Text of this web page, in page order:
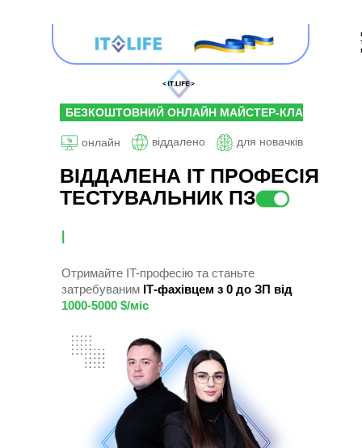
БЕЗКОШТОВНИЙ ОНЛАЙН МАЙСТЕР-КЛАС
онлайн віддалено для новачків
ВІДДАЛЕНА ІТ ПРОФЕСІЯ
ТЕСТУВАЛЬНИК ПЗ
Отримайте IT-професію та станьте
затребуваним ІТ-фахівцем з 0 до ЗП від
1000-5000 $/міс